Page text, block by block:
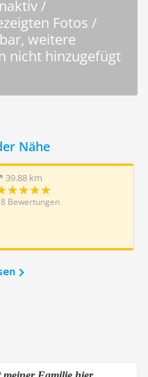
/
Fotos /
weitere
nicht hinzugefügt
Nähe
39.88 km
Bewertungen